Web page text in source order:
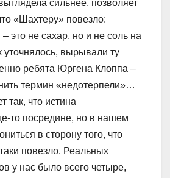
сильнее, позволяет
«Шахтеру» повезло:
это не сахар, но и не соль на
уточнялось, вырывали ту
ребята Юргена Клоппа –
термин «недотерпели»…
так, что истина
то посредине, но в нашем
в сторону того, что
повезло. Реальных
у нас было всего четыре,